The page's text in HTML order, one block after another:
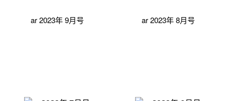
ar 2023年 9月号 ar 2023年 8月号